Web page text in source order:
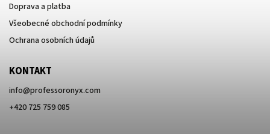
Doprava a platba
Všeobecné obchodní podmínky
Ochrana osobních údajů
KONTAKT
info@professoronyx.com
+420 725 759 085